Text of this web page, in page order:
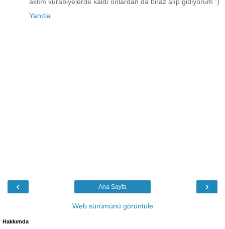
Yanıtla
‹ ›
Ana Sayfa
Web sürümünü görüntüle
Hakkımda